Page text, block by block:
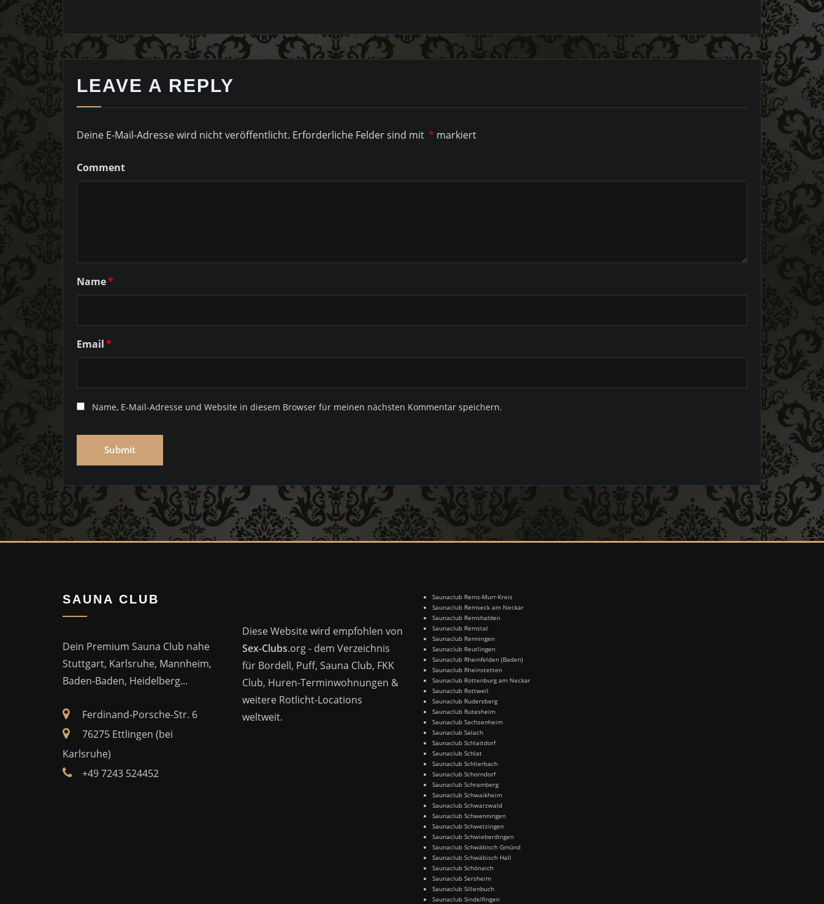
LEAVE A REPLY
Deine E-Mail-Adresse wird nicht veröffentlicht. Erforderliche Felder sind mit * markiert
Comment
Name*
Email*
Name, E-Mail-Adresse und Website in diesem Browser für meinen nächsten Kommentar speichern.
SAUNA CLUB
Dein Premium Sauna Club nahe
Stuttgart, Karlsruhe, Mannheim,
Baden-Baden, Heidelberg...
Ferdinand-Porsche-Str. 6
76275 Ettlingen (bei
Karlsruhe)
+49 7243 524452
Diese Website wird empfohlen von
Sex-Clubs.org - dem Verzeichnis
für Bordell, Puff, Sauna Club, FKK
Club, Huren-Terminwohnungen &
weitere Rotlicht-Locations
weltweit.
Saunaclub Rems-Murr-Kreis
Saunaclub Remseck am Neckar
Saunaclub Remshalden
Saunaclub Remstal
Saunaclub Renningen
Saunaclub Reutlingen
Saunaclub Rheinfelden (Baden)
Saunaclub Rheinstetten
Saunaclub Rottenburg am Neckar
Saunaclub Rottweil
Saunaclub Rudersberg
Saunaclub Rutesheim
Saunaclub Sachsenheim
Saunaclub Salach
Saunaclub Schlaitdorf
Saunaclub Schlat
Saunaclub Schlierbach
Saunaclub Schorndorf
Saunaclub Schramberg
Saunaclub Schwaikheim
Saunaclub Schwarzwald
Saunaclub Schwenningen
Saunaclub Schwetzingen
Saunaclub Schwieberdingen
Saunaclub Schwäbisch Gmünd
Saunaclub Schwäbisch Hall
Saunaclub Schönaich
Saunaclub Sersheim
Saunaclub Sillenbuch
Saunaclub Sindelfingen